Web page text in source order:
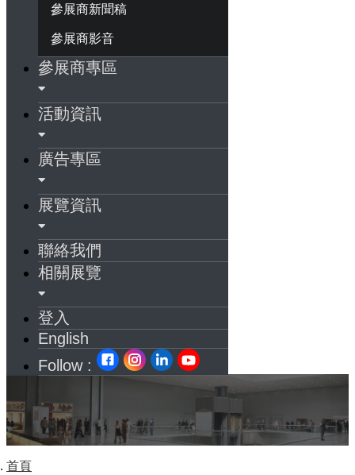
參展商新聞稿
參展商影音
參展商專區
活動資訊
廣告專區
展覽資訊
聯絡我們
相關展覽
登入
English
Follow :
首頁